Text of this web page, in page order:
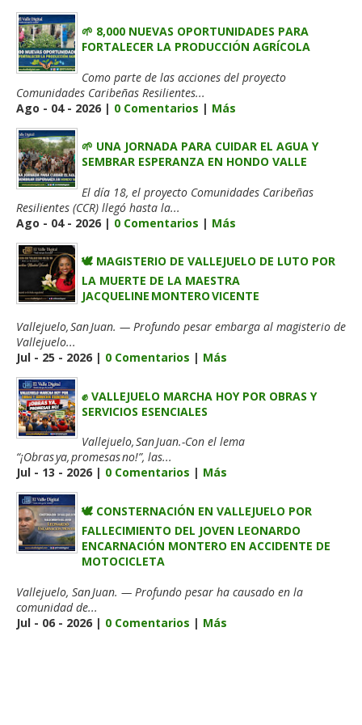
🌱 8,000 NUEVAS OPORTUNIDADES PARA
FORTALECER LA PRODUCCIÓN AGRÍCOLA
Como parte de las acciones del proyecto
Comunidades Caribeñas Resilientes...
Ago - 04 - 2026 | 0 Comentarios | Más
🌱 UNA JORNADA PARA CUIDAR EL AGUA Y
SEMBRAR ESPERANZA EN HONDO VALLE
El día 18, el proyecto Comunidades Caribeñas
Resilientes (CCR) llegó hasta la...
Ago - 04 - 2026 | 0 Comentarios | Más
🕊️ MAGISTERIO DE VALLEJUELO DE LUTO POR
LA MUERTE DE LA MAESTRA
JACQUELINE MONTERO VICENTE
Vallejuelo, San Juan. — Profundo pesar embarga al magisterio de
Vallejuelo...
Jul - 25 - 2026 | 0 Comentarios | Más
✊ VALLEJUELO MARCHA HOY POR OBRAS Y
SERVICIOS ESENCIALES
Vallejuelo, San Juan.-Con el lema
“¡Obras ya, promesas no!”, las...
Jul - 13 - 2026 | 0 Comentarios | Más
🕊️ CONSTERNACIÓN EN VALLEJUELO POR
FALLECIMIENTO DEL JOVEN LEONARDO
ENCARNACIÓN MONTERO EN ACCIDENTE DE
MOTOCICLETA
Vallejuelo, San Juan. — Profundo pesar ha causado en la
comunidad de...
Jul - 06 - 2026 | 0 Comentarios | Más